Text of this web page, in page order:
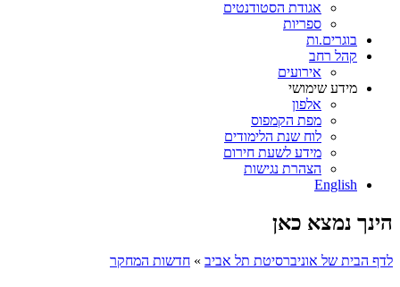
אגודת הסטודנטים
ספריות
בוגרים.ות
קהל רחב
אירועים
מידע שימושי
אלפון
מפת הקמפוס
לוח שנת הלימודים
מידע לשעת חירום
הצהרת נגישות
English
הינך נמצא כאן
לדף הבית של אוניברסיטת תל אביב » חדשות המחקר